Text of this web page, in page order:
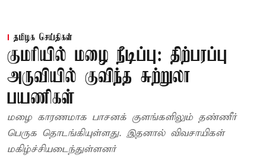
தமிழக செய்திகள்
குமரியில் மழை நீடிப்பு: திற்பரப்பு
அருவியில் குவிந்த சுற்றுலா
பயணிகள்
மழை காரணமாக பாசனக் குளங்களிலும் தண்ணீர்
பெருக தொடங்கியுள்ளது. இதனால் விவசாயிகள்
மகிழ்ச்சியடைந்துள்ளனர்